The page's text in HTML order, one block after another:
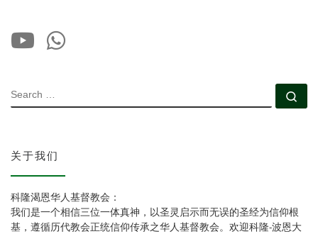
SEARCH
关于我们
科隆渴恩华人基督教会：
我们是一个相信三位一体真神，以圣灵启示而无误的圣经为信仰根
基，遵循历代教会正统信仰传承之华人基督教会。欢迎科隆-波恩大